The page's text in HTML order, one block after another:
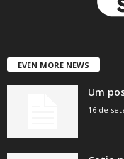
EVEN MORE NEWS
Um
16 de